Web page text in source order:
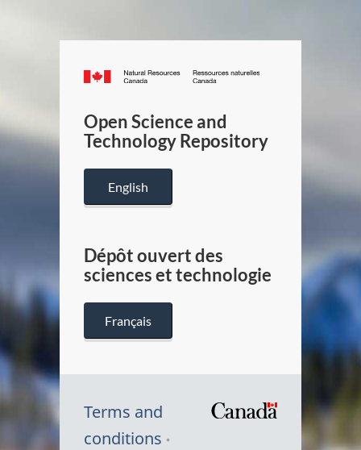
Canada.ca
/
Canada
Open Science and
Technology Repository
English
Dépôt ouvert des
sciences et technologie
Français
Terms and
conditions
Symbole